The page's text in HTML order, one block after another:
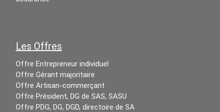
Les Offres
Offre Entrepreneur individuel
Offre Gérant majoritaire
Offre Artisan-commerçant
Offre Président, DG de SAS, SASU
Offre PDG, DG, DGD, directoire de SA